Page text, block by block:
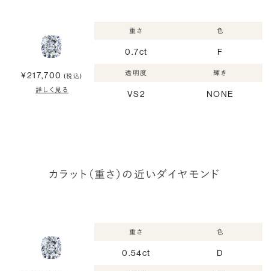
¥217,700 (税込)
詳しく見る
重さ
0.7ct
色
F
透明度
VS2
輝き
NONE
カラット（重さ）の近いダイヤモンド
重さ
0.54ct
色
D